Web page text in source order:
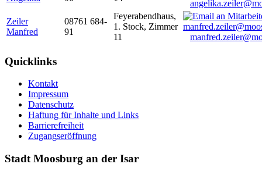
Zeiler
Manfred
08761 684-
91
Feyerabendhaus,
1. Stock, Zimmer
11
Quicklinks
Kontakt
Impressum
Datenschutz
Haftung für Inhalte und Links
Barrierefreiheit
Zugangseröffnung
Stadt Moosburg an der Isar